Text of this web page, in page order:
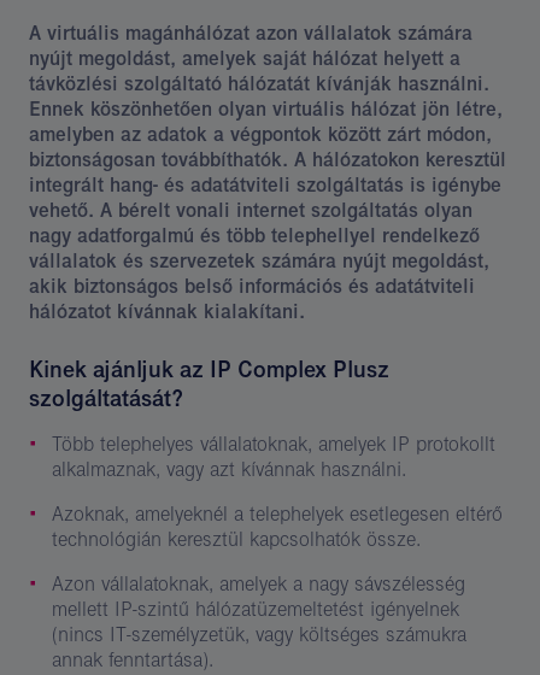
A virtuális magánhálózat azon vállalatok számára
nyújt megoldást, amelyek saját hálózat helyett a
távközlési szolgáltató hálózatát kívánják használni.
Ennek köszönhetően olyan virtuális hálózat jön létre,
amelyben az adatok a végpontok között zárt módon,
biztonságosan továbbíthatók. A hálózatokon keresztül
integrált hang- és adatátviteli szolgáltatás is igénybe
vehető. A bérelt vonali internet szolgáltatás olyan
nagy adatforgalmú és több telephellyel rendelkező
vállalatok és szervezetek számára nyújt megoldást,
akik biztonságos belső információs és adatátviteli
hálózatot kívánnak kialakítani.
Kinek ajánljuk az IP Complex Plusz
szolgáltatását?
Több telephelyes vállalatoknak, amelyek IP protokollt
alkalmaznak, vagy azt kívánnak használni.
Azoknak, amelyeknél a telephelyek esetlegesen eltérő
technológián keresztül kapcsolhatók össze.
Azon vállalatoknak, amelyek a nagy sávszélesség
mellett IP-szintű hálózatüzemeltetést igényelnek
(nincs IT-személyzetük, vagy költséges számukra
annak fenntartása).